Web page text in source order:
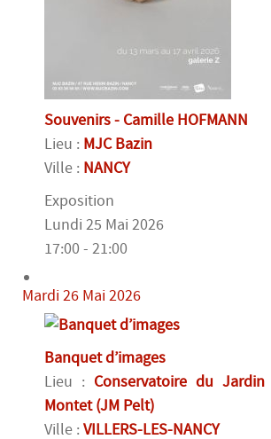
Souvenirs - Camille HOFMANN
Lieu : MJC Bazin
Ville : NANCY
Exposition
Lundi 25 Mai 2026
17:00 - 21:00
Mardi 26 Mai 2026
Banquet d’images
Lieu : Conservatoire du
Montet (JM Pelt)
Ville : VILLERS-LES-NANCY